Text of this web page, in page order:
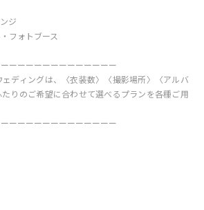
ジ
フォトブース
ーーーーーーーーーーーーー
ディングは、〈衣装数〉〈撮影場所〉〈アルバ
りのご希望に合わせて選べるプランを各種ご用
ーーーーーーーーーーーーー